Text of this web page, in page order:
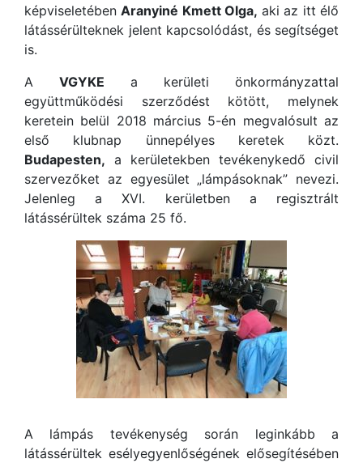
képviseletébenAranyiné Kmett Olga, aki az itt élő
látássérülteknek jelent kapcsolódást, és segítséget
is.
A VGYKE a kerületi önkormányzattal
együttműködési szerződést kötött, melynek
keretein belül 2018 március 5-én megvalósult az
első klubnap ünnepélyes keretek közt.
Budapesten, a kerületekben tevékenykedő civil
szervezőket az egyesület „lámpásoknak” nevezi.
Jelenleg a XVI. kerületben a regisztrált
látássérültek száma 25 fő.
A lámpás tevékenység során leginkább a
látássérültek esélyegyenlőségének elősegítésében